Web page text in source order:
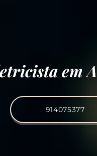
em
914075377